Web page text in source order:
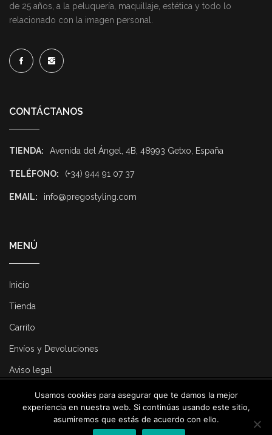
de 25 años, a la peluquería, maquillaje, estética y todo lo
relacionado con la imagen personal.
CONTÁCTANOS
TIENDA: Avenida del Ángel, 4B, 48993 Getxo, España
TELÉFONO: (+34) 944 91 07 37
EMAIL: info@pregostyling.com
MENÚ
Inicio
Tienda
Carrito
Envíos y Devoluciones
Aviso legal
© 2025 Pregostyling. All Rights Reserved. Developed by
Dirk
Usamos cookies para asegurar que te damos la mejor
experiencia en nuestra web. Si continúas usando este sitio,
asumiremos que estás de acuerdo con ello.